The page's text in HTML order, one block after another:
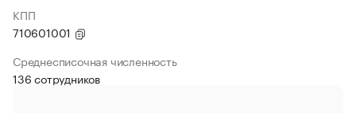
КПП
710601001
Среднесписочная численность
136 сотрудников